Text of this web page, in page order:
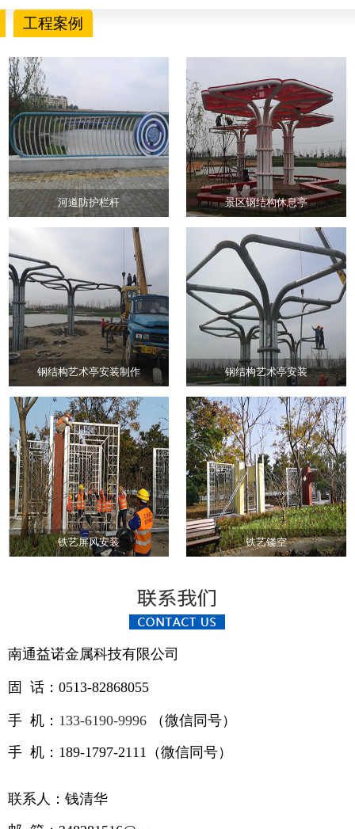
工程案例
河道防护栏杆 景区钢结构休息亭
钢结构艺术亭安装制作 钢结构艺术亭安装
铁艺屏风安装 铁艺镂空
南通益诺金属科技有限公司
固 话：0513-82868055
手 机： 133-6190-9996 （微信同号）
手 机：189-1797-2111（微信同号）
联系人：钱清华